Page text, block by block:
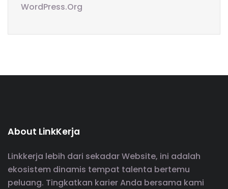
WordPress.org
About LinkKerja
Linkkerja lebih dari sekadar Website, ini adalah
ekosistem dinamis tempat talenta bertemu
peluang. Tingkatkan karier Anda bersama kami